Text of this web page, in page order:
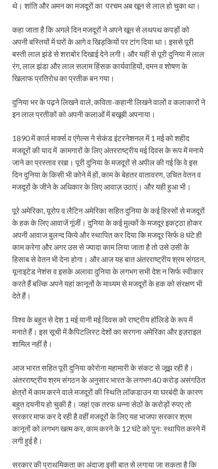
थे। शांति और अमन का मजदूरों का परचम अब खून से लाल हो चुका था।
कहा जाता है कि अगले दिन मजदूरों ने अपने खून से लथपथ कपड़ों को
अपनी बस्तियों में घरों के आगे व खिड़कियों पर टांग दिया था। इससे पूरी
बस्ती लाल झंडे से शराबोर दिखाई देने लगी। और यहीं से पूरी दुनिया में लाल
रंग, लाल झंडा और लाल सलाम हिंसक कार्यवाहियों, दमन व शोषण के
खिलाफ प्रतिरोध का प्रतीक बन गया।
दुनिया भर के पढ़ने लिखने वाले, कविता-कहानी लिखने वालों व कलाकारों ने
इन लाल प्रतीकों को अपनी कलाओं में बखूबी अपनाया।
1890 में कार्ल मार्क्स व एंगेल्स ने सेकंड इंटरनेशनल में 1 मई को शहीद
मजदूरों की याद में कामगारों के लिए अंतरराष्ट्रीय मई दिवस के रूप में मनाये
जाने का प्रस्ताव रखा। पूरी दुनिया के मजदूरों से अपील की गई कि वे इस
दिन दुनिया के किसी भी कोने में हों, काम के बेहतर वातावरण, उचित वेतन व
मजदूरों के जीने के अधिकार के लिए आवाज़ उठाएं। और यही हुआ भी।
पूरे अमेरिका, यूरोप व लैटिन अमेरिका सहित दुनिया के कई हिस्सों से मजदूरों
के हक के लिए आवाजें गूंजीं। दुनिया के कई मुल्कों के मजदूर इकट्ठा होकर
अपनी आवाज बुलन्द किये और स्थापित कर दिया कि मजदूर सिर्फ 8 घंटे ही
काम करेगा और अगर उस से ज्यादा काम लिया जाता है तो उसे उसी के
हिसाब से वेतन भी देना होगा। और आज यह बात अंतरराष्ट्रीय श्रम संगठन,
यूनाइटेड नेशंस व इसके अलावा दुनिया के लगभग सभी देश न सिर्फ स्वीकार
करते हैं बल्कि अपने यहां कानूनों के माध्यम से मजदूरों के हक को संरक्षण भी
देते हैं।
विश्व के बहुत से देश 1 मई यानी मई दिवस को राष्ट्रीय हॉलिडे के रूप में
मनाते हैं। इस सूची में कैपिटलिस्ट देशों का सरगना अमेरिका और इज़राइल
शामिल नहीं है।
आज भारत सहित पूरी दुनिया कोरोना महामारी के संकट से जूझ रही है।
अंतरराष्ट्रीय श्रम संगठन के अनुसार भारत के लगभग 40 करोड़ असंगठित
क्षेत्रों में काम करने वाले मजदूरों की स्थिति लॉकडाउन या घरबंदी के कारण
बहुत दयनीय हो चुकी है। जहां एक तरफ धन्ना सेठों के करोड़ों रुपए तो
सरकार माफ कर दे रही है वहीं मजदूरों के लिए यह भाजपा सरकार श्रम
कानूनों को लगभग खत्म कर, काम करने के 12 घंटे को पुनः स्थापित करने में
लगी हुई है।
सरकार की प्राथमिकता का अंदाजा इसी बात से लगाया जा सकता है कि